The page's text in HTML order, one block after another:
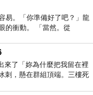
易。「你準備好了吧？」龍
的衝動。 「當然。從
來了「妳為什麼把我留在裡
刺，懸在群組頂端。三樓死
個人確實站在